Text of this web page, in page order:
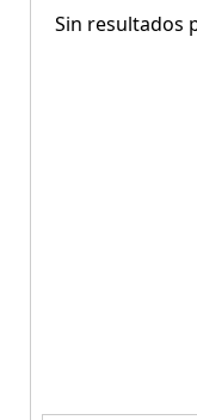
Sin resultados